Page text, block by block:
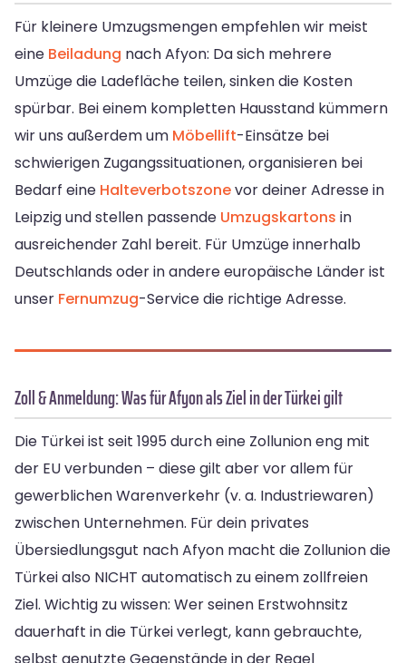
Für kleinere Umzugsmengen empfehlen wir meist
eine Beiladung nach Afyon: Da sich mehrere
Umzüge die Ladefläche teilen, sinken die Kosten
spürbar. Bei einem kompletten Hausstand kümmern
wir uns außerdem um Möbellift-Einsätze bei
schwierigen Zugangssituationen, organisieren bei
Bedarf eine Halteverbotszonevor deiner Adresse in
Leipzig und stellen passende Umzugskartons in
ausreichender Zahl bereit. Für Umzüge innerhalb
Deutschlands oder in andere europäische Länder ist
unser Fernumzug-Service die richtige Adresse.
Zoll & Anmeldung: Was für Afyon als Ziel in der Türkei gilt
Die Türkei ist seit 1995 durch eine Zollunion eng mit
der EU verbunden – diese gilt aber vor allem für
gewerblichen Warenverkehr (v. a. Industriewaren)
zwischen Unternehmen. Für dein privates
Übersiedlungsgut nach Afyon macht die Zollunion die
Türkei also NICHT automatisch zu einem zollfreien
Ziel. Wichtig zu wissen: Wer seinen Erstwohnsitz
dauerhaft in die Türkei verlegt, kann gebrauchte,